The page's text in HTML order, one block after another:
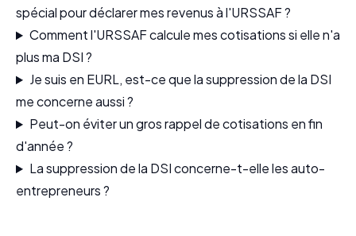
spécial pour déclarer mes revenus à l'URSSAF ?
Comment l'URSSAF calcule mes cotisations si elle n'a
plus ma DSI ?
Je suis en EURL, est-ce que la suppression de la DSI
me concerne aussi ?
Peut-on éviter un gros rappel de cotisations en fin
d'année ?
La suppression de la DSI concerne-t-elle les auto-
entrepreneurs ?